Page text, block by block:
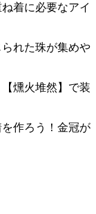
着に必要なアイ
れた珠が集めや
燻火堆然】で装
作ろう！金冠が